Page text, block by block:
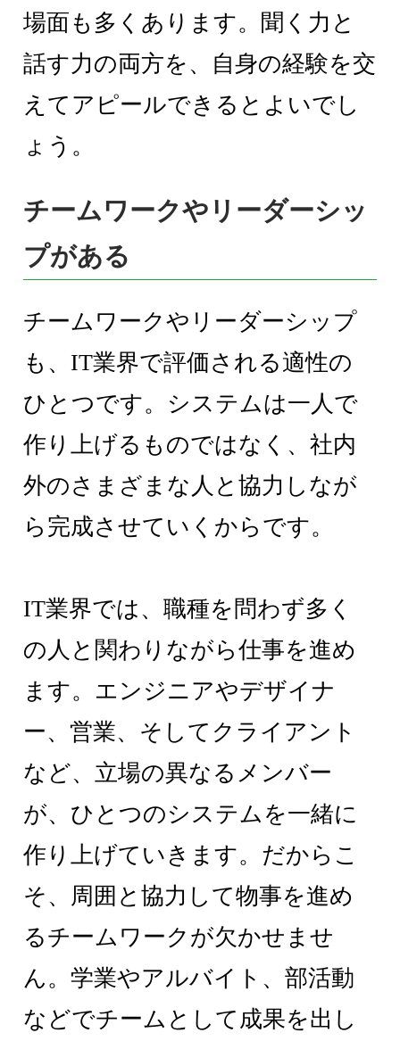
場面も多くあります。聞く力と
話す力の両方を、自身の経験を交
えてアピールできるとよいでし
ょう。
チームワークやリーダーシッ
プがある
チームワークやリーダーシップ
も、IT業界で評価される適性の
ひとつです。システムは一人で
作り上げるものではなく、社内
外のさまざまな人と協力しなが
ら完成させていくからです。
IT業界では、職種を問わず多く
の人と関わりながら仕事を進め
ます。エンジニアやデザイナ
ー、営業、そしてクライアント
など、立場の異なるメンバー
が、ひとつのシステムを一緒に
作り上げていきます。だからこ
そ、周囲と協力して物事を進め
るチームワークが欠かせませ
ん。学業やアルバイト、部活動
などでチームとして成果を出し